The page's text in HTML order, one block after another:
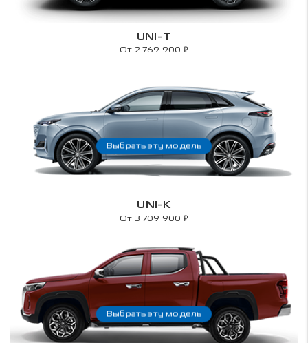
UNI-T
От 2 769 900 ₽
UNI-K
От 3 709 900 ₽
Выбрать эту модель
Выбрать эту модель